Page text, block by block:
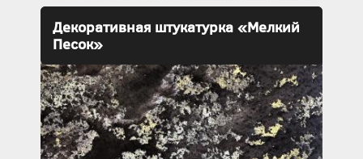
Декоративная штукатурка «Мелкий
Песок»